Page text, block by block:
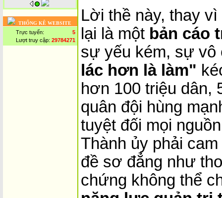
THỐNG KÊ WEBSITE
Trực tuyến:
5
Lượt truy cập: 29784271
Lời thề này, thay
lại là một bản cáo
sự yếu kém, sự
lác hơn là làm"
hơn 100 triệu dân,
quân đội hùng
tuyệt đối mọi
Thành ủy phải
đề sơ đẳng như
chứng không thể